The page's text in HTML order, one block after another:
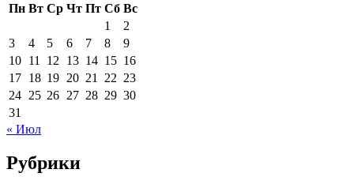
Пн Вт Ср Чт Пт Сб Вс
1
2
3
4 5 6 7 8
9
10 11 12 13 14 15 16
17 18 19 20 21 22 23
24 25 26 27 28 29 30
31
« Июл
Рубрики